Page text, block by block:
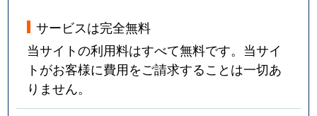
サービスは完全無料
当サイトの利用料はすべて無料です。当サイ
トがお客様に費用をご請求することは一切あ
りません。